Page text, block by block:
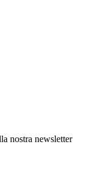
nostra newsletter